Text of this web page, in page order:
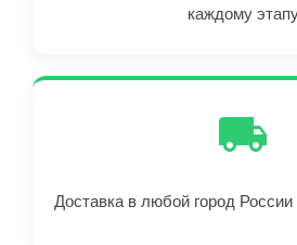
каждому
Доставка в любой город